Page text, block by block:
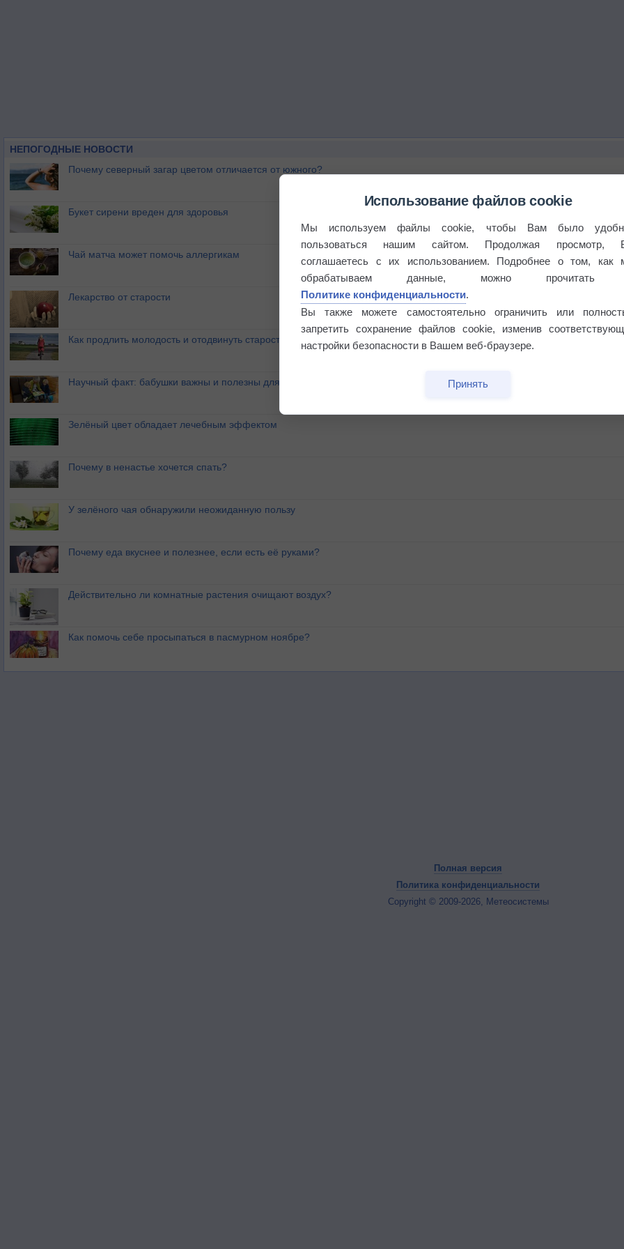
НЕПОГОДНЫЕ НОВОСТИ
Почему северный загар цветом отличается от южного?
Букет сирени вреден для здоровья
Чай матча может помочь аллергикам
Лекарство от старости
Как продлить молодость и отодвинуть старость?
Научный факт: бабушки важны и полезны для семьи
Зелёный цвет обладает лечебным эффектом
Почему в ненастье хочется спать?
У зелёного чая обнаружили неожиданную пользу
Почему еда вкуснее и полезнее, если есть её руками?
Действительно ли комнатные растения очищают воздух?
Как помочь себе просыпаться в пасмурном ноябре?
Полная версия
Политика конфиденциальности
Copyright © 2009-2026, Метеосистемы
Использование файлов cookie
Мы используем файлы cookie, чтобы Вам было
пользоваться нашим сайтом. Продолжая просмотр,
соглашаетесь с их использованием. Подробнее о том, как
обрабатываем данные, можно прочитать
Политике конфиденциальности.
Вы также можете самостоятельно ограничить или
запретить сохранение файлов cookie, изменив
настройки безопасности в Вашем веб-браузере.
Принять